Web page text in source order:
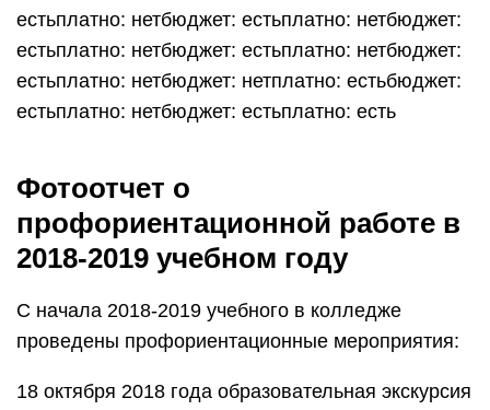
естьплатно: нетбюджет: естьплатно: нетбюджет:
естьплатно: нетбюджет: естьплатно: нетбюджет:
естьплатно: нетбюджет: нетплатно: естьбюджет:
естьплатно: нетбюджет: естьплатно: есть
Фотоотчет о
профориентационной работе в
2018-2019 учебном году
С начала 2018-2019 учебного в колледже
проведены профориентационные мероприятия:
18 октября 2018 года образовательная экскурсия